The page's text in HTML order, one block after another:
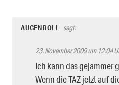
AUGENROLL sagt:
23. November 2009 um 12:04
Ich kann das gejammer
Wenn die TAZ jetzt auf